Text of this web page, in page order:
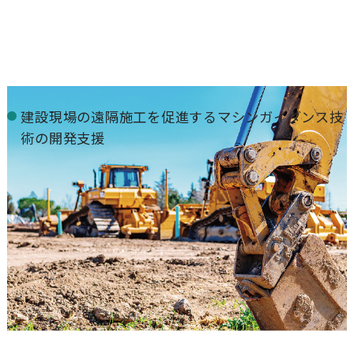
建設現場の遠隔施工を促進するマシンガイダンス技
術の開発支援
Development Support for Remote Construction Machine
Guidance Technology
建設
測量
READ MORE